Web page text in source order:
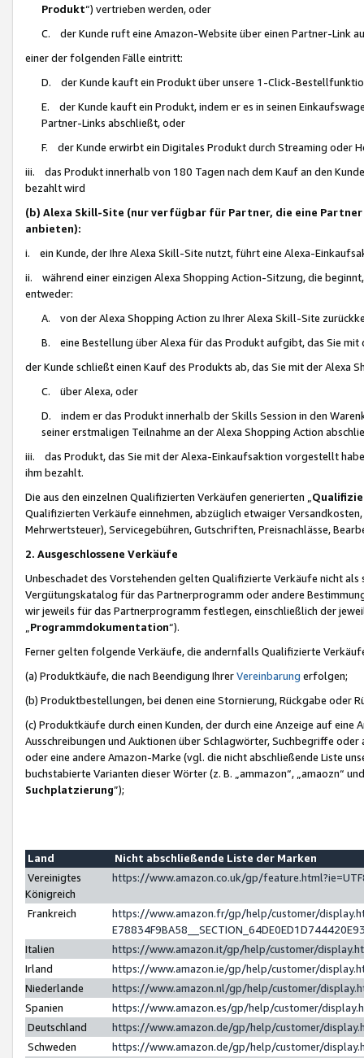
Produkt“) vertrieben werden, oder
C. der Kunde ruft eine Amazon-Website über einen Partner-Link
einer der folgenden Fälle eintritt:
D. der Kunde kauft ein Produkt über unsere 1-Click-
E. der Kunde kauft ein Produkt, indem er es in seinen
Partner-Links abschließt, oder
F. der Kunde erwirbt ein Digitales Produkt durch Streaming oder
iii. das Produkt innerhalb von 180 Tagen nach dem Kauf an den
bezahlt wird
(b) Alexa Skill-Site (nur verfügbar für Partner, die eine
anbieten):
i. ein Kunde, der Ihre Alexa Skill-Site nutzt, führt eine Alexa-
ii. während einer einzigen Alexa Shopping Action-Sitzung, die
entweder:
A. von der Alexa Shopping Action zu Ihrer Alexa Skill-Site
B. eine Bestellung über Alexa für das Produkt aufgibt, das Sie mit
der Kunde schließt einen Kauf des Produkts ab, das Sie mit der Alexa
C. über Alexa, oder
D. indem er das Produkt innerhalb der Skills Session in den
seiner erstmaligen Teilnahme an der Alexa Shopping Action
iii. das Produkt, das Sie mit der Alexa-Einkaufsaktion vorgestellt
ihm bezahlt.
Die aus den einzelnen Qualifizierten Verkäufen generierten „
Qualifizierten Verkäufe einnehmen, abzüglich etwaiger
Mehrwertsteuer), Servicegebühren, Gutschriften, Preisnachlässe,
2. Ausgeschlossene Verkäufe
Unbeschadet des Vorstehenden gelten Qualifizierte Verkäufe nicht
Vergütungskatalog für das Partnerprogramm oder andere
wir jeweils für das Partnerprogramm festlegen, einschließlich der
Programmdokumentation“).
Ferner gelten folgende Verkäufe, die andernfalls Qualifizierte
(a) Produktkäufe, die nach Beendigung IhrerVereinbarung erfolgen;
(b) Produktbestellungen, bei denen eine Stornierung, Rückgabe oder
(c) Produktkäufe durch einen Kunden, der durch eine Anzeige auf
Ausschreibungen und Auktionen über Schlagwörter, Suchbegriffe
oder eine andere Amazon-Marke (vgl. die nicht abschließende Liste
buchstabierte Varianten dieser Wörter (z. B. „ammazon“, „amaozn“
Suchplatzierung”);
Land
Nicht abschließende Liste der Marken
Vereinigtes
Königreich
https://www.amazon.co.uk/gp/
Frankreich
https://www.amazon.fr/gp/help/customer/
Italien
https://www.amazon.it/gp/help/customer/
Irland
https://www.amazon.ie/gp/help/customer/
Niederlande
https://www.amazon.nl/gp/help/customer/
Spanien
https://www.amazon.es/gp/help/customer/
Deutschland
https://www.amazon.de/gp/help/customer/
Schweden
https://www.amazon.de/gp/help/customer/